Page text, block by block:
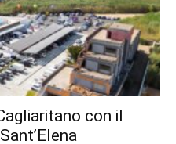
con il